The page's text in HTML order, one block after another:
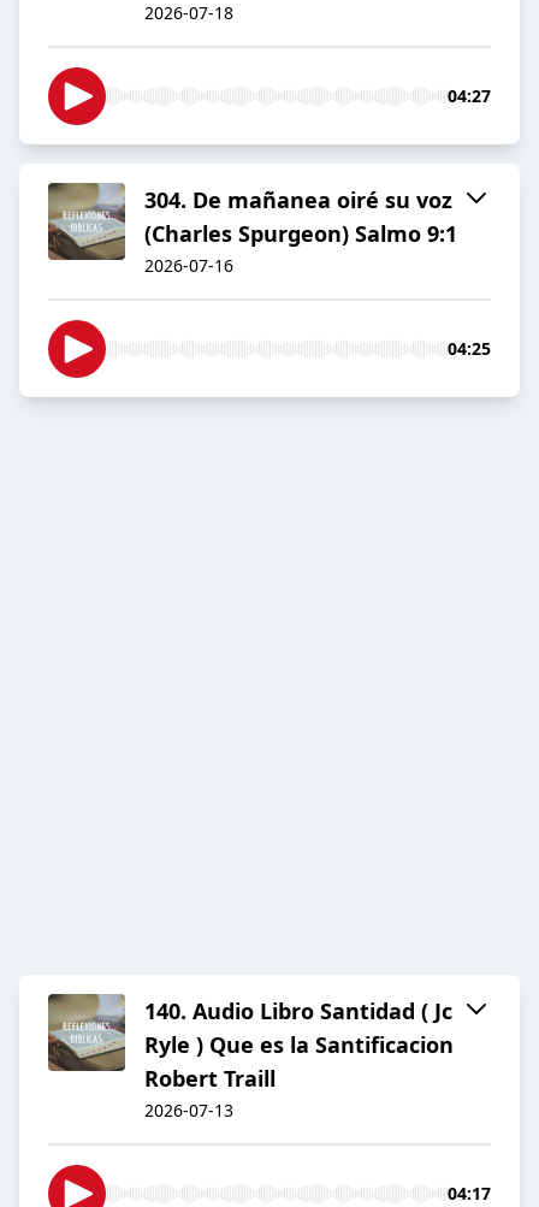
2026-07-18
04:27
304. De mañanea oiré su voz
(Charles Spurgeon) Salmo 9:1
2026-07-16
04:25
140. Audio Libro Santidad ( Jc
Ryle ) Que es la Santificacion
Robert Traill
2026-07-13
04:17